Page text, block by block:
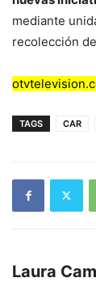
mediante
recolección
TAGS CAR
Laura